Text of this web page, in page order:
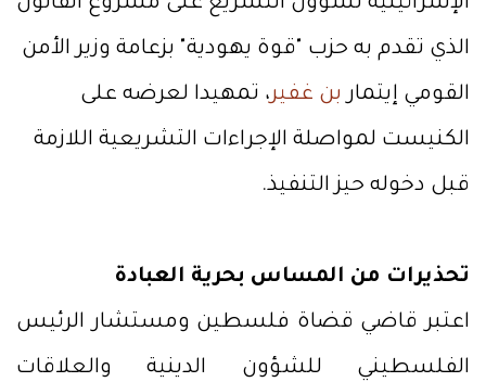
الذي تقدم به حزب "قوة يهودية" بزعامة وزير الأمن
القومي إيتمار بن غفير، تمهيدا لعرضه على
الكنيست لمواصلة الإجراءات التشريعية اللازمة
قبل دخوله حيز التنفيذ.
تحذيرات من المساس بحرية العبادة
اعتبر قاضي قضاة فلسطين ومستشار الرئيس
الفلسطيني للشؤون الدينية والعلاقات